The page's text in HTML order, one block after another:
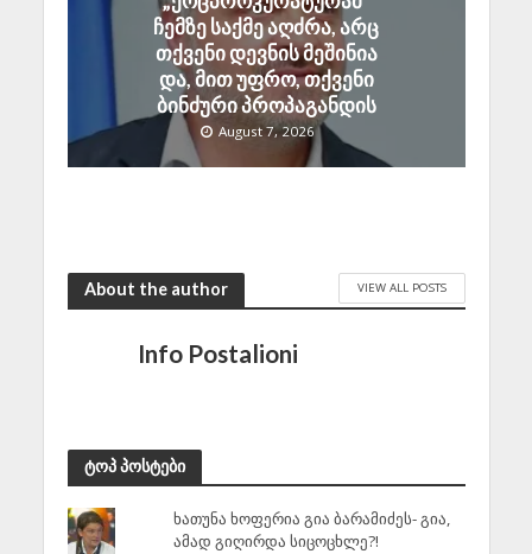
ჩემზე საქმე აღძრა, არც
თქვენი დევნის მეშინია
და, მით უფრო, თქვენი
ბინძური პროპაგანდის
August 7, 2026
About the author VIEW ALL POSTS
Info Postalioni
ტოპ პოსტები
ხათუნა ხოფერია გია ბარამიძეს- გია,
ამად გიღირდა სიცოცხლე?!